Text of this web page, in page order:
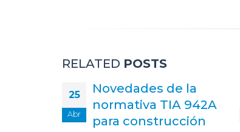
RELATED POSTS
25
Abr
Novedades de la
normativa TIA 942A
para construcción